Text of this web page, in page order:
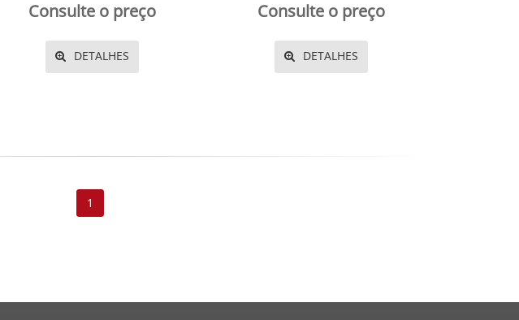
Consulte o preço
DETALHES
Consulte o preço
DETALHES
1